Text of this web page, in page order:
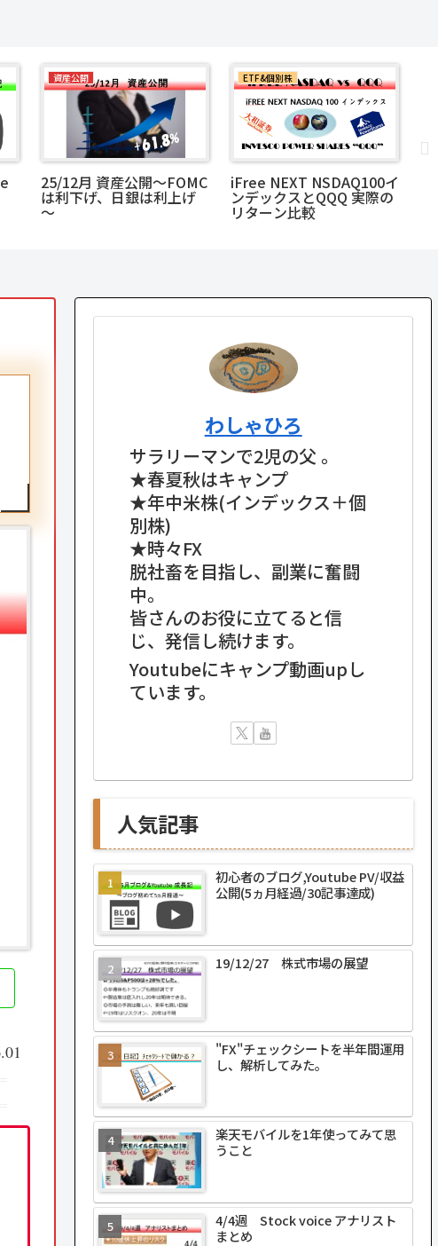
資産公開
25/12月 資産公開～FOMC
は利下げ、日銀は利上げ
～
ETF&個別株
iFree NEXT NSDAQ100イ
ンデックスとQQQ 実際の
リターン比較
わしゃひろ
サラリーマンで2児の父 。
★春夏秋はキャンプ
★年中米株(インデックス＋個
別株)
★時々FX
脱社畜を目指し、副業に奮闘
中。
皆さんのお役に立てると信
じ、発信し続けます。
Youtubeにキャンプ動画upし
ています。
人気記事
初心者のブログ,Youtube PV/収益
公開(5ヵ月経過/30記事達成)
19/12/27 株式市場の展望
"FX"チェックシートを半年間運用
し、解析してみた。
楽天モバイルを1年使ってみて思
うこと
4/4週 Stock voice アナリスト
まとめ